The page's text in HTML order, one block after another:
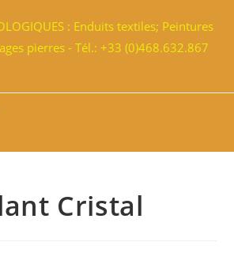
: Enduits textiles; Peintures
pierres - Tél.: +33 (0)468.632.867
Cristal